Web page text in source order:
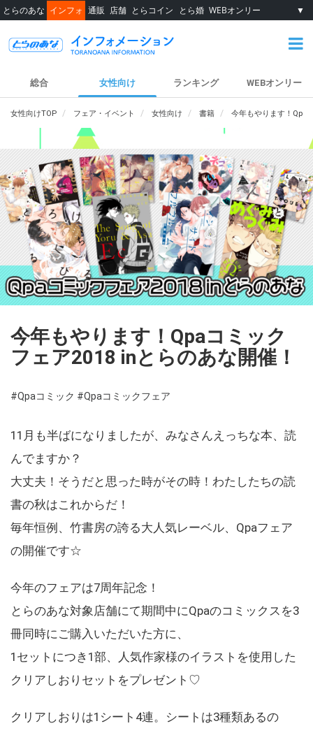
とらのあな インフォ 通販 店舗 とらコイン とら婚 WEBオンリー ▼
総合 女性向け ランキング WEBオンリー
女性向けTOP フェア・イベント 女性向け 書籍 今年もやります！Qpa
今年もやります！Qpaコミック
フェア2018 inとらのあな開催！
#Qpaコミック #Qpaコミックフェア
11月も半ばになりましたが、みなさんえっちな本、読
んでますか？
大丈夫！そうだと思った時がその時！わたしたちの読
書の秋はこれからだ！
毎年恒例、竹書房の誇る大人気レーベル、Qpaフェア
の開催です☆
今年のフェアは7周年記念！
とらのあな対象店舗にて期間中にQpaのコミックスを3
冊同時にご購入いただいた方に、
1セットにつき1部、人気作家様のイラストを使用した
クリアしおりセットをプレゼント♡
クリアしおりは1シート4連。シートは3種類あるの